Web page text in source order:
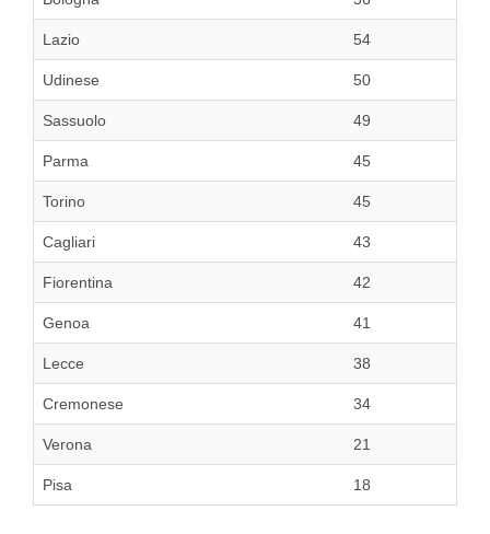
Lazio 54
Udinese 50
Sassuolo 49
Parma 45
Torino 45
Cagliari 43
Fiorentina 42
Genoa 41
Lecce 38
Cremonese 34
Verona 21
Pisa 18